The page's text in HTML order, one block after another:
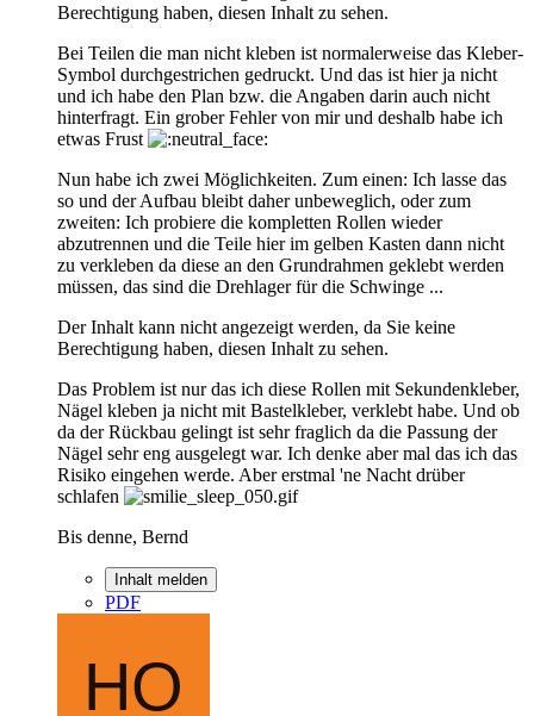
Berechtigung haben, diesen Inhalt zu sehen.
Bei Teilen die man nicht kleben ist normalerweise das Kleber-
Symbol durchgestrichen gedruckt. Und das ist hier ja nicht
und ich habe den Plan bzw. die Angaben darin auch nicht
hinterfragt. Ein grober Fehler von mir und deshalb habe ich
etwas Frust
Nun habe ich zwei Möglichkeiten. Zum einen: Ich lasse das
so und der Aufbau bleibt daher unbeweglich, oder zum
zweiten: Ich probiere die kompletten Rollen wieder
abzutrennen und die Teile hier im gelben Kasten dann nicht
zu verkleben da diese an den Grundrahmen geklebt werden
müssen, das sind die Drehlager für die Schwinge ...
Der Inhalt kann nicht angezeigt werden, da Sie keine
Berechtigung haben, diesen Inhalt zu sehen.
Das Problem ist nur das ich diese Rollen mit Sekundenkleber,
Nägel kleben ja nicht mit Bastelkleber, verklebt habe. Und ob
da der Rückbau gelingt ist sehr fraglich da die Passung der
Nägel sehr eng ausgelegt war. Ich denke aber mal das ich das
Risiko eingehen werde. Aber erstmal 'ne Nacht drüber
schlafen
Bis denne, Bernd
Inhalt melden
PDF